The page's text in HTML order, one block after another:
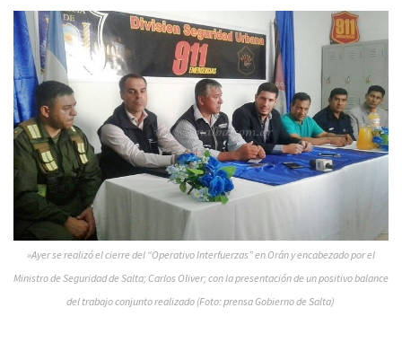
»Ayer se realizó el cierre del “Operativo Interfuerzas” en Orán y encabezado por el
Ministro de Seguridad de Salta; Carlos Oliver; con la presentación de un positivo balance
del trabajo conjunto realizado (Foto: prensa Gobierno de Salta)